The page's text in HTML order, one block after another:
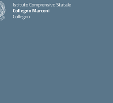
Istituto Comprensivo Statale
Collegno Marconi
Collegno